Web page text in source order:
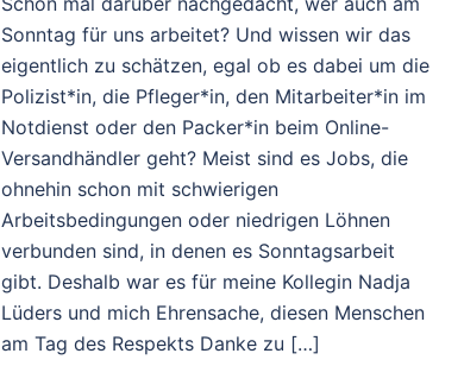
Sonntag für uns arbeitet? Und wissen wir das
eigentlich zu schätzen, egal ob es dabei um die
Polizist*in, die Pfleger*in, den Mitarbeiter*in im
Notdienst oder den Packer*in beim Online-
Versandhändler geht? Meist sind es Jobs, die
ohnehin schon mit schwierigen
Arbeitsbedingungen oder niedrigen Löhnen
verbunden sind, in denen es Sonntagsarbeit
gibt. Deshalb war es für meine Kollegin Nadja
Lüders und mich Ehrensache, diesen Menschen
am Tag des Respekts Danke zu […]